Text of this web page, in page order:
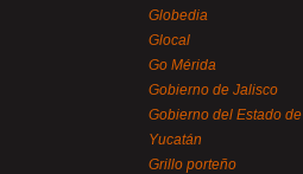
Globedia
Glocal
Go Mérida
Gobierno de Jalisco
Gobierno del Estado de
Yucatán
Grillo porteño